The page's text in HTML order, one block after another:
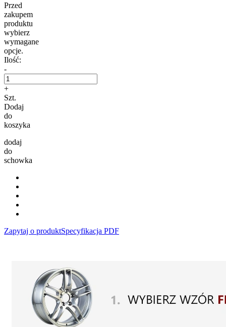
Przed
zakupem
produktu
wybierz
wymagane
opcje.
Ilość:
-
+
Szt.
Dodaj
do
koszyka
dodaj
do
schowka
Zapytaj o produktSpecyfikacja PDF